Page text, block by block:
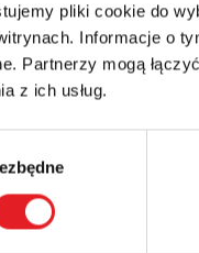
pliki cookie do
Informacje o
Partnerzy mogą
z ich usług.